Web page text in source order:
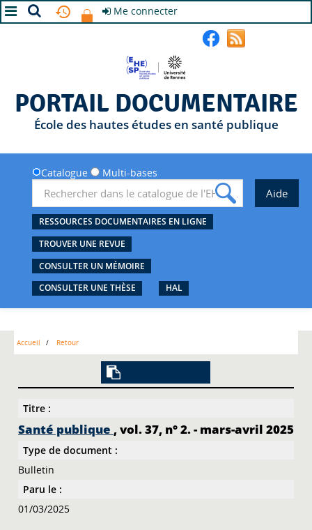
Me connecter
PORTAIL DOCUMENTAIRE
École des hautes études en santé publique
Catalogue Multi-bases
RESSOURCES DOCUMENTAIRES EN LIGNE
TROUVER UNE REVUE
CONSULTER UN MÉMOIRE
CONSULTER UNE THÈSE
HAL
Accueil Retour
Titre :
Santé publique , vol. 37, n° 2. - mars-avril 2025
Type de document :
Bulletin
Paru le :
01/03/2025